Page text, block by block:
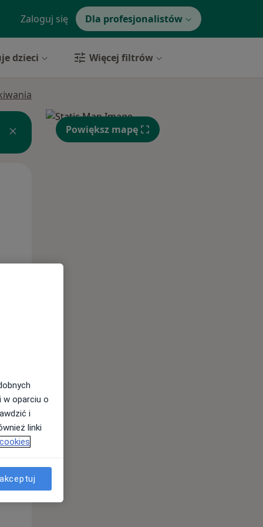
Zaloguj się Dla profesjonalistów
dzieci Więcej filtrów
Powiększ mapę
w oparciu o
i
linki